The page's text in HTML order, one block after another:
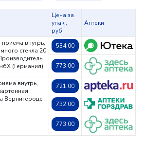
Цена за
упак.,
руб.
Аптеки
внутрь,
стекла 20
(Германия),
534.00
773.00
внутрь,
Вернигероде
721.00
732.00
773.00